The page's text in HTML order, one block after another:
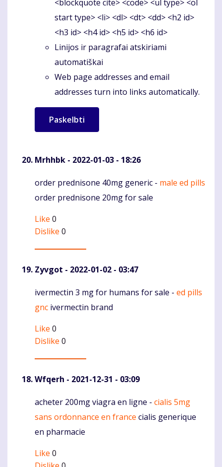
<blockquote cite> <code> <ul type> <ol
start type> <li> <dl> <dt> <dd> <h2 id>
<h3 id> <h4 id> <h5 id> <h6 id>
Linijos ir paragrafai atskiriami
automatiškai
Web page addresses and email
addresses turn into links automatically.
Mrhhbk - 2022-01-03 - 18:26
Komentaras
order prednisone 40mg generic - male ed pills
order prednisone 20mg for sale
Like 0
Dislike 0
Zyvgot - 2022-01-02 - 03:47
Komentaras
ivermectin 3 mg for humans for sale - ed pills
gnc ivermectin brand
Like 0
Dislike 0
Wfqerh - 2021-12-31 - 03:09
Komentaras
acheter 200mg viagra en ligne - cialis 5mg
sans ordonnance en france cialis generique
en pharmacie
Like 0